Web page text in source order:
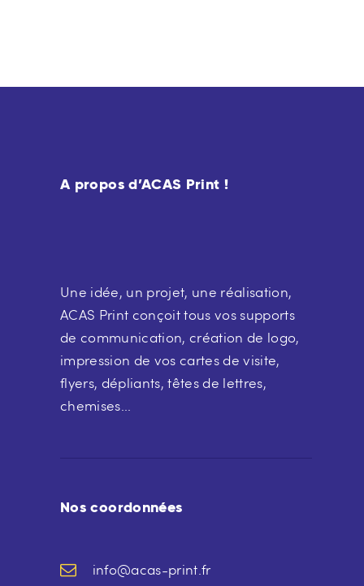
A propos d’ACAS Print !
Une idée, un projet, une réalisation,
ACAS Print conçoit tous vos supports
de communication, création de logo,
impression de vos cartes de visite,
flyers, dépliants, têtes de lettres,
chemises...
Nos coordonnées
info@acas-print.fr